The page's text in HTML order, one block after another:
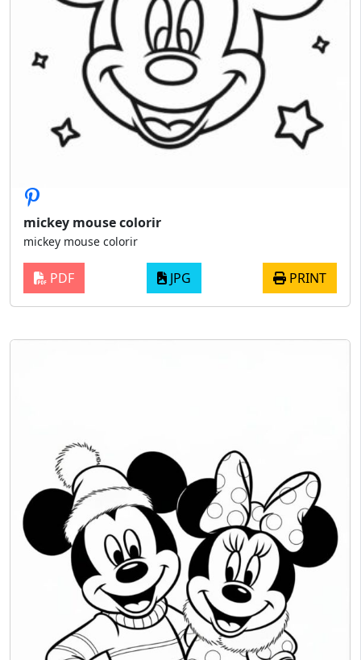
mickey mouse colorir
mickey mouse colorir
PDF JPG PRINT